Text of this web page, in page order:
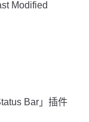
Modified
Bar」插件